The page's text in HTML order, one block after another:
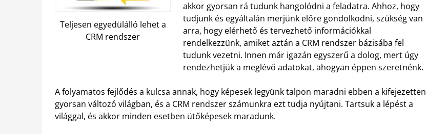
Teljesen egyedülálló lehet a
CRM rendszer
akkor gyorsan rá tudunk hangolódni a feladatra. Ahhoz, hogy
tudjunk és egyáltalán merjünk előre gondolkodni, szükség van
arra, hogy elérhető és tervezhető információkkal
rendelkezzünk, amiket aztán a CRM rendszer bázisába fel
tudunk vezetni. Innen már igazán egyszerű a dolog, mert úgy
rendezhetjük a meglévő adatokat, ahogyan éppen szeretnénk.
A folyamatos fejlődés a kulcsa annak, hogy képesek legyünk talpon maradni ebben a kifejezetten
gyorsan változó világban, és a CRM rendszer számunkra ezt tudja nyújtani. Tartsuk a lépést a
világgal, és akkor minden esetben ütőképesek maradunk.